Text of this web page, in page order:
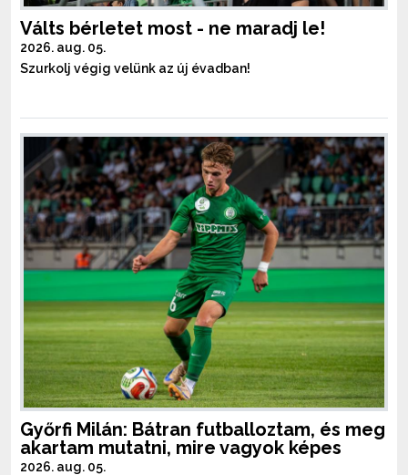
Válts bérletet most - ne maradj le!
2026. aug. 05.
Szurkolj végig velünk az új évadban!
Győrfi Milán: Bátran futballoztam, és meg
akartam mutatni, mire vagyok képes
2026. aug. 05.